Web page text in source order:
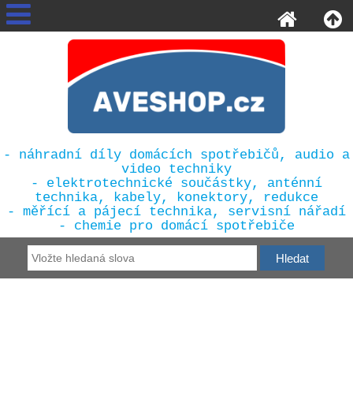
- náhradní díly domácích spotřebičů, audio a
video techniky
- elektrotechnické součástky, anténní
technika, kabely, konektory, redukce
- měřící a pájecí technika, servisní nářadí
- chemie pro domácí spotřebiče